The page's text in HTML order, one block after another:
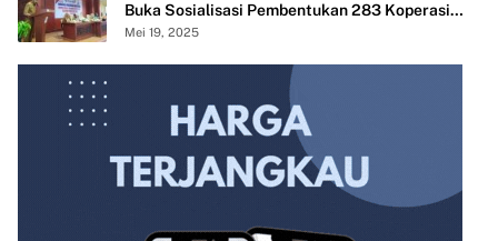
Buka Sosialisasi Pembentukan 283 Koperasi
Merah Putih
Mei 19, 2025